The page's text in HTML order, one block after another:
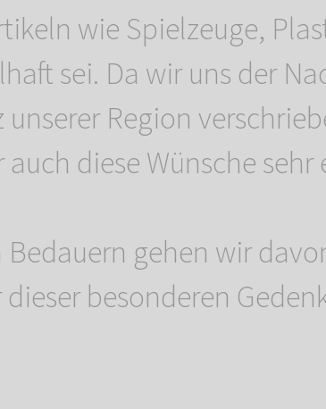
wie Spielzeuge,
sei. Da wir uns der
Region
diese Wünsche sehr
Bedauern gehen wir
dieser besonderen